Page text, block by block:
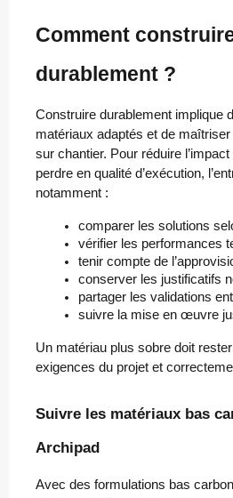
Comment
durablement ?
Construire durablement implique
matériaux adaptés et de
sur chantier. Pour réduire
perdre en qualité d’exécution,
notamment :
comparer les solutions
vérifier les performances
tenir compte de
conserver les justificatifs
partager les validations
suivre la mise en œuvre
Un matériau plus sobre doit
exigences du projet et
Suivre les matériaux bas
Archipad
Avec des formulations bas